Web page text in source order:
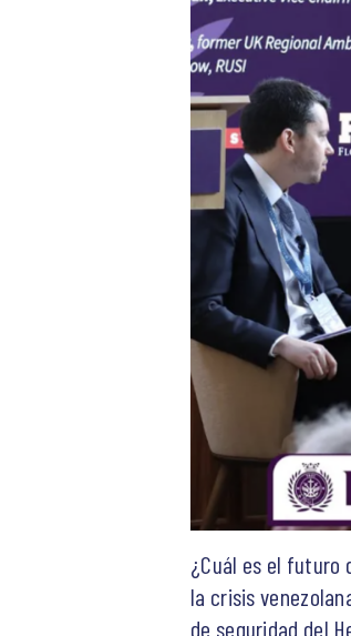
¿Cuál es el futuro
la crisis
de seguridad del